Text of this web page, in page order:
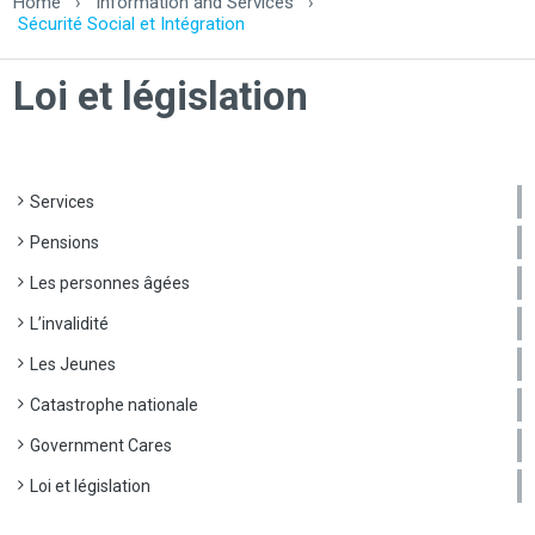
Sécurité Social et Intégration
Loi et législation
Services
Pensions
Les personnes âgées
L’invalidité
Les Jeunes
Catastrophe nationale
Government Cares
Loi et législation